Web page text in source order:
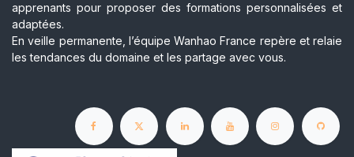
apprenants pour proposer des formations personnalisées et
adaptées.
En veille permanente, l’équipe Wanhao France repère et relaie
les tendances du domaine et les partage avec vous.